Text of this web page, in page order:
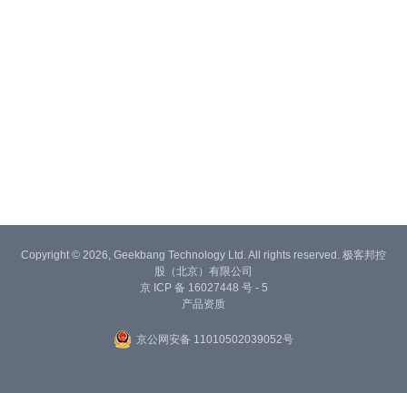
Copyright © 2026, Geekbang Technology Ltd. All rights reserved. 极客邦控
股（北京）有限公司
京 ICP 备 16027448 号 - 5
产品资质
京公网安备 11010502039052号